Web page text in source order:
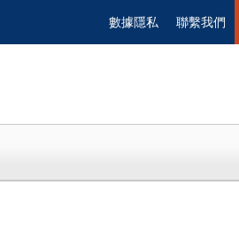
數據隱私 聯繫我們